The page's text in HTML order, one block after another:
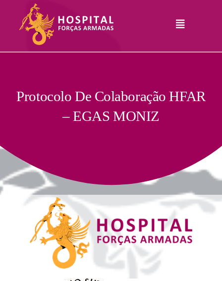
content
Toggle
Serviços
Comunicação
RHLogin
Protocolo De Colaboração HFAR
– EGAS MONIZ